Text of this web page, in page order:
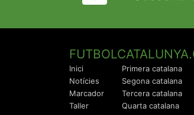
Inici
Notícies
Marcador
Taller
Primera catalana
Segona catalana
Tercera catalana
Quarta catalana